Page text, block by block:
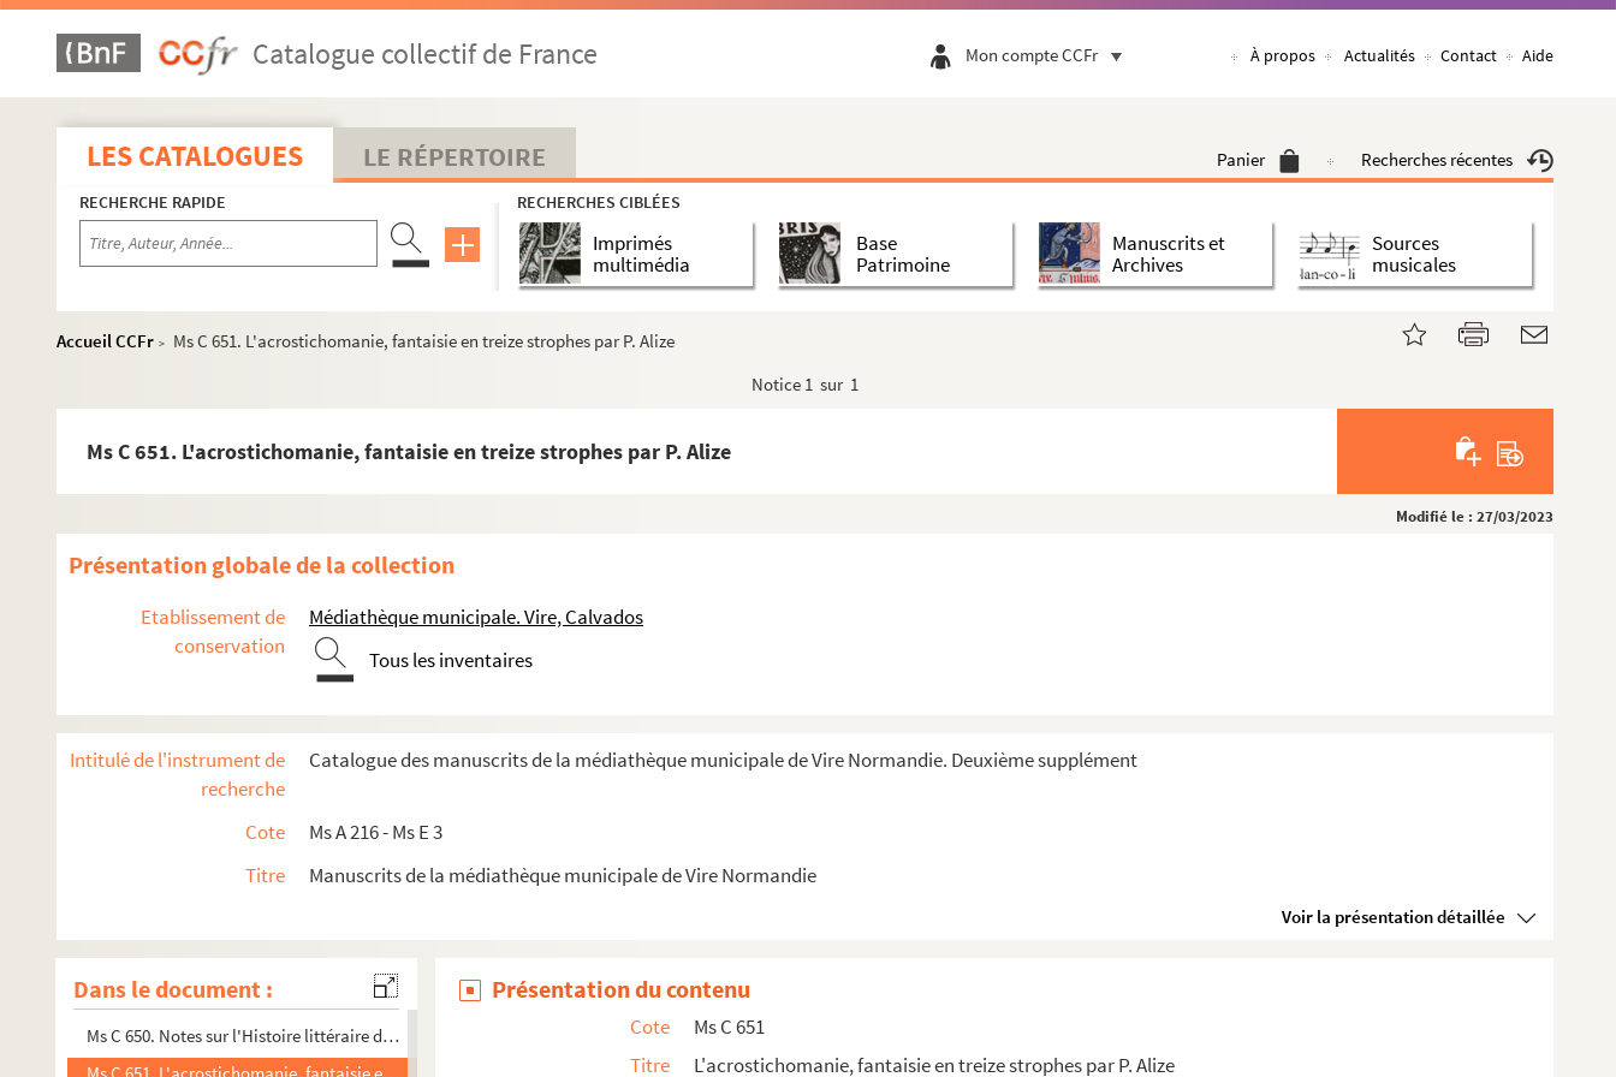
Catalogue collectif de France Mon compte CCFr À propos Actualités Contact Aide
LES CATALOGUES LE RÉPERTOIRE Panier Recherches récentes
RECHERCHE RAPIDE RECHERCHES CIBLÉES
Imprimés
multimédia
Base
Patrimoine
Manuscrits et
Archives
Sources
musicales
Accueil CCFr >
Ms C 651. L'acrostichomanie, fantaisie en treize strophes par P. Alize
Notice 1 sur 1
Ms C 651. L'acrostichomanie, fantaisie en treize strophes par P. Alize
Modifié le : 27/03/2023
Présentation globale de la collection
Etablissement de
conservation
Médiathèque municipale. Vire, Calvados
Tous les inventaires
Intitulé de l'instrument de
recherche
Catalogue des manuscrits de la médiathèque municipale de Vire Normandie. Deuxième supplément
Cote
Ms A 216 - Ms E 3
Titre
Manuscrits de la médiathèque municipale de Vire Normandie
Voir la présentation détaillée
Dans le document :
Ms C 601. Lettre autographe de John Murray
Ms C 602. Le suffrage universel des bêtes, chanson autographe de Nadaud
Ms C 603. Fac-similé d'une lettre de Louis-Napoléon Bonaparte à Monsieur Castille (1844)
Ms C 604. Lettre autographe d'Alfred Naquet, député, auteur de la loi sur le divorce, à Monsieur Jacob, chez M...
Ms C 605. Billets autographes d'Eugène Pelletan et Jules Pelletan
Ms C 606. Lettre autographe de Ponchard, chanteur de l'Opéra Comique, réduisant de 200 à 160 francs le prix qu...
Ms C 607. Autographes de Ponson du Terrail, relatifs à
La Dame au collier rouge
Ms C 608. Cartes autographes d'Arthur Ranc, journaliste et député de Paris à Anatole Ballé
Ms C 612. Lettre autographe de Francisque Sarcey
Ms C 615. Ordonnance autographe du professeur Velpeau
Ms C 617. Lettre autographe de Villemain contenant un témoignage élogieux pour Julien Travers
Ms C 618. Fragments de manuscrits latins (défaits de reliure)
Ms C 620. Actes divers
Ms C 621. Pièces relatives au prieuré Notre-Dame du Désert, diocèse de Bayeux
Ms C 644. Registre d'imposition de Condé
Ms C 648. Notes sur le parlementarisme en Angleterre et sur le développement de l'éloquence dans ce pays
Ms C 649. Notes sur la littérature romantique des Anglais
Ms C 650. Notes sur l'Histoire littéraire de l'Angleterre
Présentation du contenu
Cote
Ms C 651
Titre
L'acrostichomanie, fantaisie en treize strophes par P. Alize